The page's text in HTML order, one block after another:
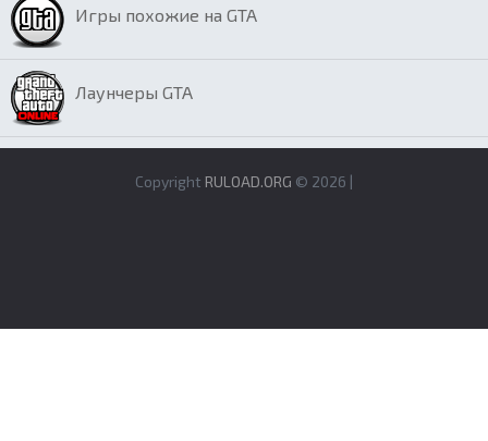
Игры похожие на GTA
Лаунчеры GTA
Copyright RULOAD.ORG © 2026 |